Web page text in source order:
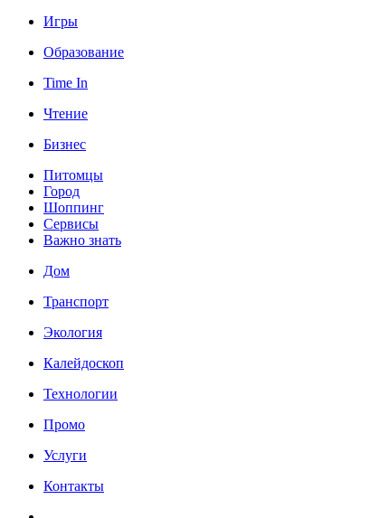
Игры
Образование
Time In
Чтение
Бизнес
Питомцы
Город
Шоппинг
Сервисы
Важно знать
Дом
Транспорт
Экология
Калейдоскоп
Технологии
Промо
Услуги
Контакты